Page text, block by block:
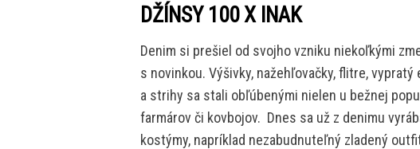
DŽÍNSY 100 X INAK
Denim si prešiel od svojho vzniku niekoľkými
s novinkou. Výšivky, nažehľovačky, flitre,
a strihy sa stali obľúbenými nielen u bežnej
farmárov či kovbojov. Dnes sa už z denimu
kostýmy, napríklad nezabudnuteľný zladený